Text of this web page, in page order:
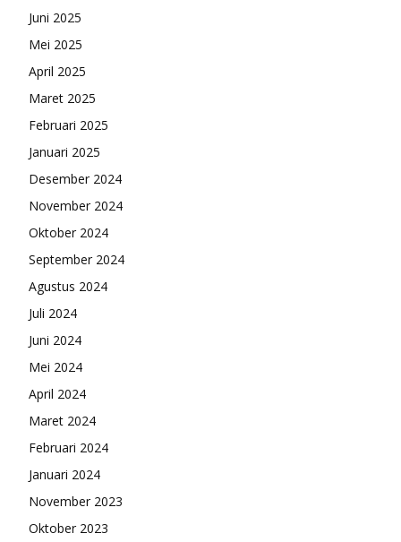
Juni 2025
Mei 2025
April 2025
Maret 2025
Februari 2025
Januari 2025
Desember 2024
November 2024
Oktober 2024
September 2024
Agustus 2024
Juli 2024
Juni 2024
Mei 2024
April 2024
Maret 2024
Februari 2024
Januari 2024
November 2023
Oktober 2023